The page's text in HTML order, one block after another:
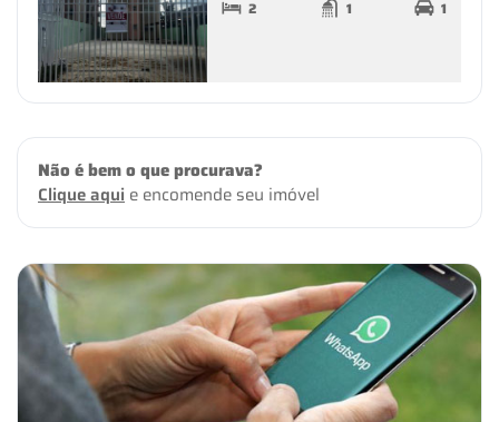
2 1 1
Não é bem o que procurava?
Clique aqui e encomende seu imóvel